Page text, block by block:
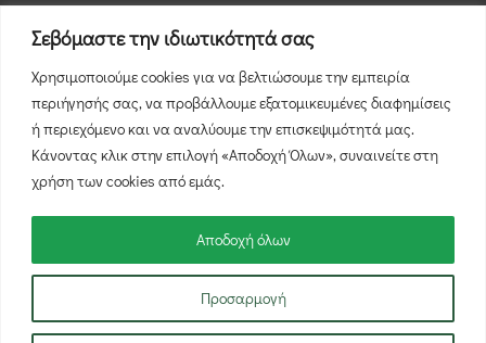
Σεβόμαστε την ιδιωτικότητά σας
Χρησιμοποιούμε cookies για να βελτιώσουμε την εμπειρία
περιήγησής σας, να προβάλλουμε εξατομικευμένες διαφημίσεις
ή περιεχόμενο και να αναλύουμε την επισκεψιμότητά μας.
Κάνοντας κλικ στην επιλογή «Αποδοχή Όλων», συναινείτε στη
χρήση των cookies από εμάς.
Προσαρμογή
Αποδοχή όλων
Όροι χρήσης
Πολιτική επιστροφών
Φόρμα Υπαναχώρησης
© 2026 NutsBox.gr - Με την επιφύλαξη κάθε νόμιμου
δικαιώματος.
δημιουργία & φιλοξενία eshop bymanbiz